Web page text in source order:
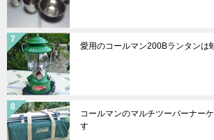
愛用のコールマン200Bランタンは
コールマンのマルチツーバーナー
す